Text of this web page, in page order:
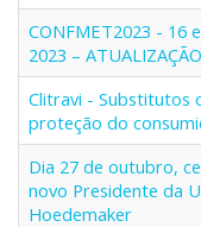
CONFMET2023 - 16
2023 –
Clitravi - Substitutos
proteção do
Dia 27 de outubro,
novo Presidente da
Hoedemaker